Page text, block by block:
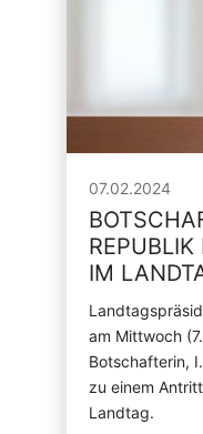
07.02.2024
IM
am Mittwoch
Botschafterin,
zu einem
Landtag.